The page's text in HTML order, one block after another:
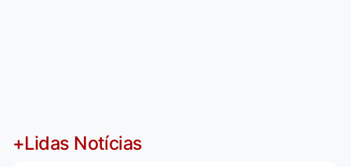
+Lidas Notícias